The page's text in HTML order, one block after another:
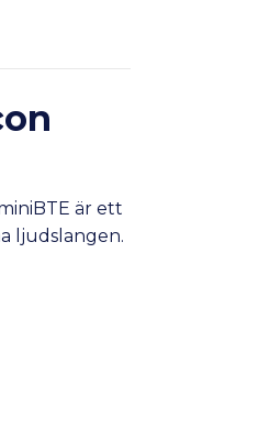
är ett
ljudslangen.